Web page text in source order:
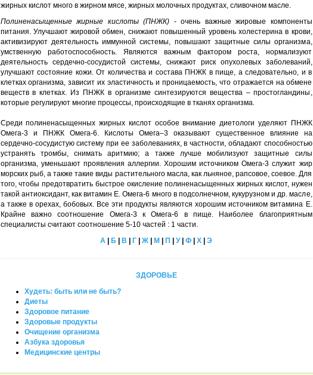
жирных кислот много в жирном мясе, жирных молочных продуктах, сливочном масле.
Полиненасыщенные жирные кислоты (ПНЖК) - очень важные жировые компоненты
питания. Улучшают жировой обмен, снижают повышенный уровень холестерина в крови,
активизируют деятельность иммунной системы, повышают защитные силы организма,
умственную работоспособность. Являются важным фактором роста, нормализуют
деятельность сердечно-сосудистой системы, снижают риск опухолевых заболеваний,
улучшают состояние кожи. От количества и состава ПНЖК в пище, а следовательно, и в
клетках организма, зависит их эластичность и проницаемость, что отражается на обмене
веществ в клетках. Из ПНЖК в организме синтезируются вещества – простогландины,
которые регулируют многие процессы, происходящие в тканях организма.
Среди полиненасыщенных жирных кислот особое внимание диетологи уделяют ПНЖК
Омега-3 и ПНЖК Омега-6. Кислоты Омега–3 оказывают существенное влияние на
сердечно-сосудистую систему при ее заболеваниях, в частности, обладают способностью
устранять тромбы, снимать аритмию; а также лучше мобилизуют защитные силы
организма, уменьшают проявления аллергии. Хорошим источником Омега-3 служит жир
морских рыб, а также такие виды растительного масла, как льняное, рапсовое, соевое. Для
того, чтобы предотвратить быстрое окисление полиненасыщенных жирных кислот, нужен
такой антиоксидант, как витамин E. Омега-6 много в подсолнечном, кукурузном и др. масле,
а также в орехах, бобовых. Все эти продукты являются хорошим источником витамина E.
Крайне важно соотношение Омега-3 к Омега-6 в пище. Наиболее благоприятным
специалисты считают соотношение 5-10 частей : 1 части.
А
Б В Г Ж М П У| Ф Х Э
ЗДОРОВЬЕ
Худеть: быть или не быть?
Диеты
Здоровое питание
Здоровые продукты
Очищение организма
Азбука здоровья
Медицинские центры